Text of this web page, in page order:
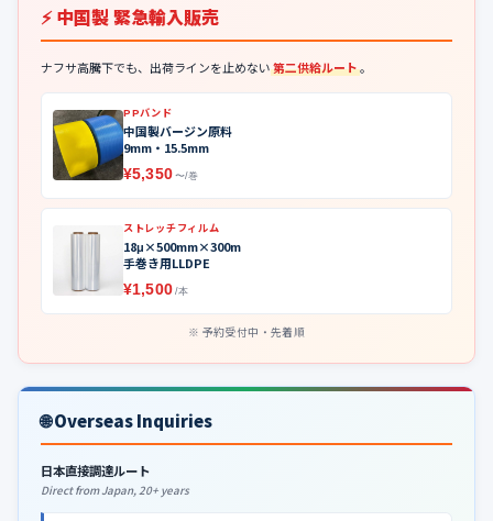
⚡ 中国製 緊急輸入販売
ナフサ高騰下でも、出荷ラインを止めない第二供給ルート。
PPバンド
中国製バージン原料
9mm・15.5mm
¥5,350 〜/巻
ストレッチフィルム
18μ×500mm×300m
手巻き用LLDPE
¥1,500 /本
予約受付中・先着順
🌐 Overseas Inquiries
日本直接調達ルート
Direct from Japan, 20+ years